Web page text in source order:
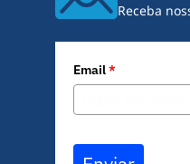
Receba
Email*